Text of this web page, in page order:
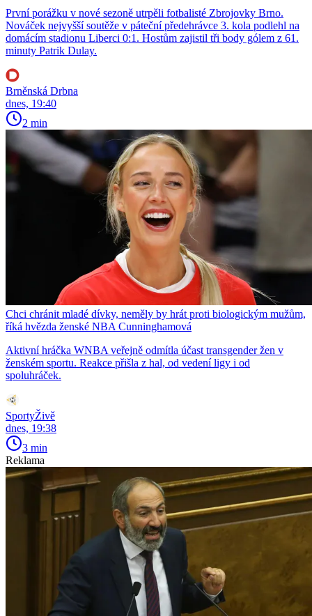
První porážku v nové sezoně utrpěli fotbalisté Zbrojovky Brno.
Nováček nejvyšší soutěže v páteční předehrávce 3. kola podlehl na
domácím stadionu Liberci 0:1. Hostům zajistil tři body gólem z 61.
minuty Patrik Dulay.
Brněnská Drbna
dnes, 19:40
2 min
Chci chránit mladé dívky, neměly by hrát proti biologickým mužům,
říká hvězda ženské NBA Cunninghamová
Aktivní hráčka WNBA veřejně odmítla účast transgender žen v
ženském sportu. Reakce přišla z hal, od vedení ligy i od
spoluhráček.
SportyŽivě
dnes, 19:38
3 min
Reklama